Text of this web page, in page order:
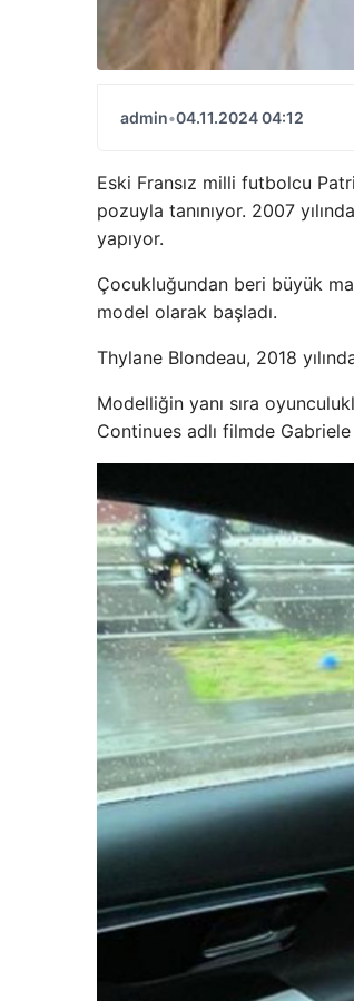
admin•04.11.2024 04:12
Eski Fransız milli futbolcu
pozuyla tanınıyor. 2007
yapıyor.
Çocukluğundan beri büyük
model olarak başladı.
Thylane Blondeau, 2018
Modelliğin yanı sıra
Continues adlı filmde Gabriele